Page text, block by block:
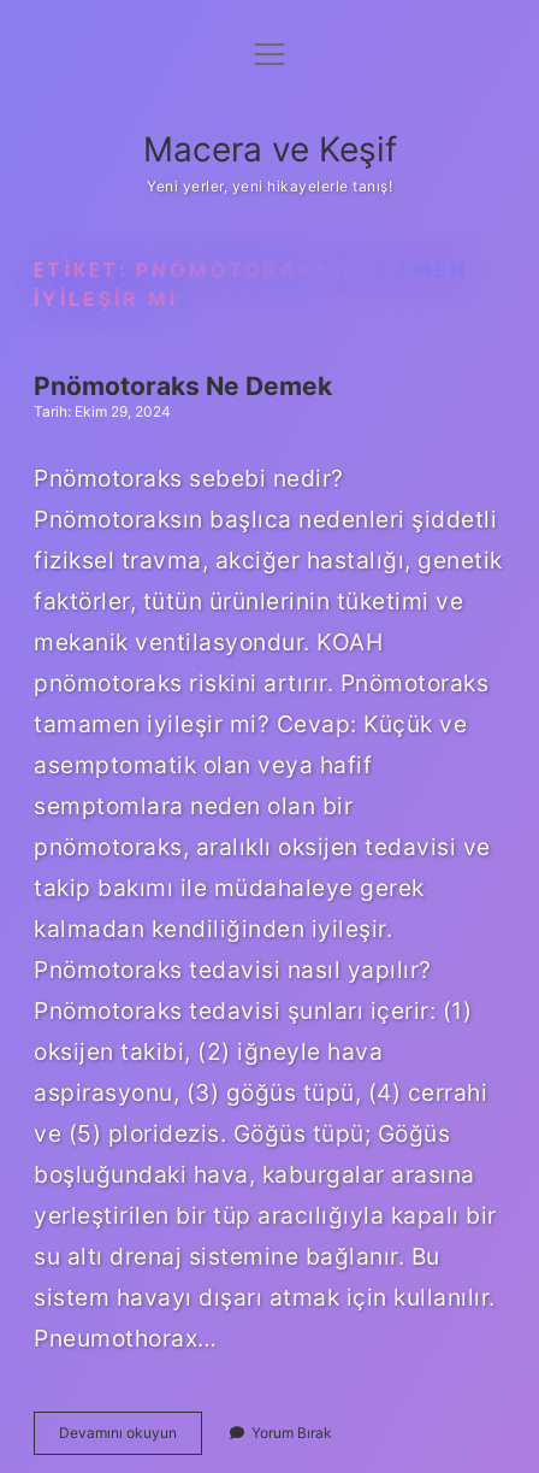
Anasayfa
Yasal Uyarı
menüyü
Macera ve Keşif
Yeni yerler, yeni hikayelerle tanış!
ETIKET: PNÖMOTORAKS TAMAMEN
IYILEŞIR MI
Pnömotoraks Ne Demek
Tarih: Ekim 29, 2024
Pnömotoraks sebebi nedir?
Pnömotoraksın başlıca nedenleri şiddetli
fiziksel travma, akciğer hastalığı, genetik
faktörler, tütün ürünlerinin tüketimi ve
mekanik ventilasyondur. KOAH
pnömotoraks riskini artırır. Pnömotoraks
tamamen iyileşir mi? Cevap: Küçük ve
asemptomatik olan veya hafif
semptomlara neden olan bir
pnömotoraks, aralıklı oksijen tedavisi ve
takip bakımı ile müdahaleye gerek
kalmadan kendiliğinden iyileşir.
Pnömotoraks tedavisi nasıl yapılır?
Pnömotoraks tedavisi şunları içerir: (1)
oksijen takibi, (2) iğneyle hava
aspirasyonu, (3) göğüs tüpü, (4) cerrahi
ve (5) ploridezis. Göğüs tüpü; Göğüs
boşluğundaki hava, kaburgalar arasına
yerleştirilen bir tüp aracılığıyla kapalı bir
su altı drenaj sistemine bağlanır. Bu
sistem havayı dışarı atmak için kullanılır.
Pneumothorax…
Devamını okuyun Pnömotoraks
Ne
Yorum Bırak